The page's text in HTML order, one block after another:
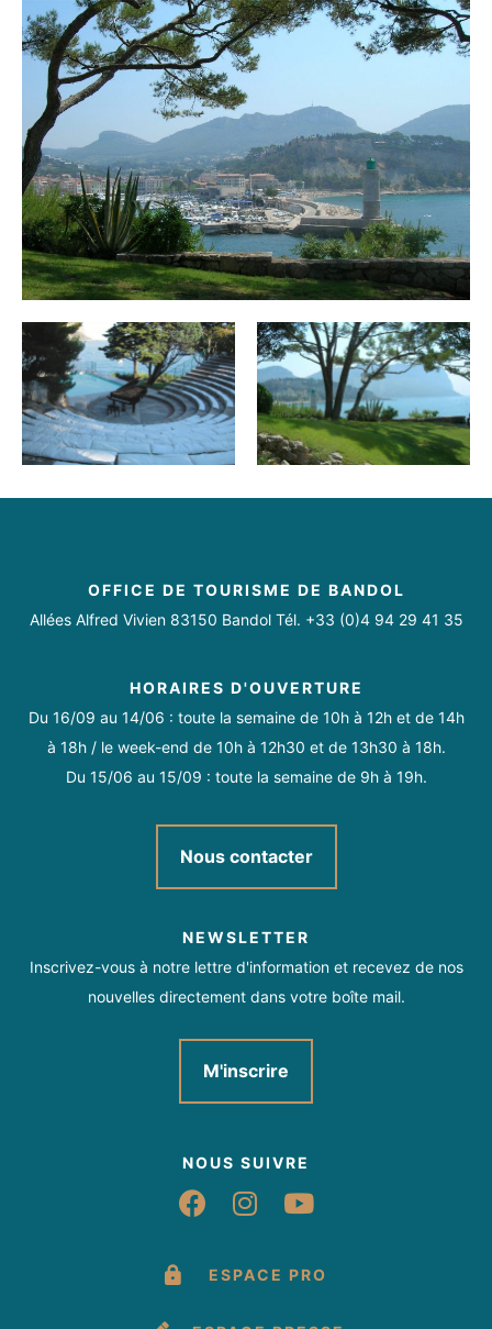
Mardi Fermé
Mercredi Fermé
Jeudi Fermé
Vendredi Ouvert de 11h à 12h
Samedi Fermé
Dimanche Fermé
Du 24/04 au 30/10 le vendredi de 11h à 12h.
+33 (0)9 72 54 37 78
https://camargofoundation.org/fr/visiter-camargo/visites-
guidees-section/visites-guidees
https://camargofoundation.org
OFFICE DE TOURISME DE BANDOL
Allées Alfred Vivien 83150 Bandol Tél. +33 (0)4 94 29 41 35
HORAIRES D'OUVERTURE
Du 16/09 au 14/06 : toute la semaine de 10h à 12h et de 14h
à 18h / le week-end de 10h à 12h30 et de 13h30 à 18h.
Du 15/06 au 15/09 : toute la semaine de 9h à 19h.
Nous contacter
NEWSLETTER
Inscrivez-vous à notre lettre d'information et recevez de nos
nouvelles directement dans votre boîte mail.
M'inscrire
NOUS SUIVRE
Suivez-nous sur
Suivez-nous sur
Suivez-nous
ESPACE PRO